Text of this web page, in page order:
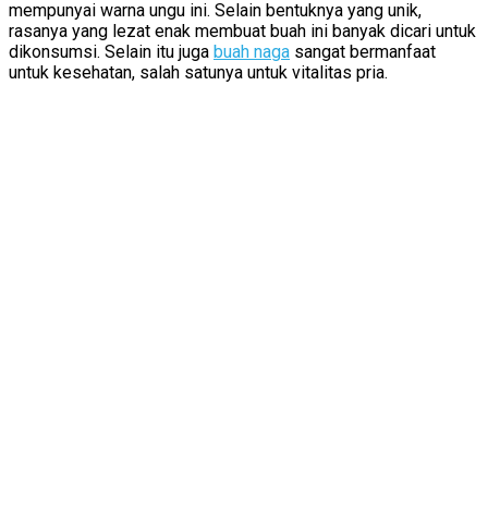
mempunyai warna ungu ini. Selain bentuknya yang unik,
rasanya yang lezat enak membuat buah ini banyak dicari untuk
dikonsumsi. Selain itu juga buah naga sangat bermanfaat
untuk kesehatan, salah satunya untuk vitalitas pria.